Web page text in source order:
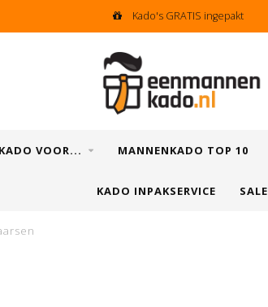
Kado's GRATIS ingepakt
VOOR... MANNENKADO TOP 10
KADO INPAKSERVICE SALE